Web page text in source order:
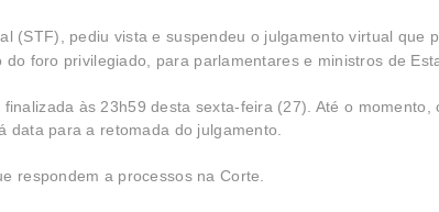
(STF), pediu vista e suspendeu o julgamento virtual que
foro privilegiado, para parlamentares e ministros de
às 23h59 desta sexta-feira (27). Até o momento,
para a retomada do julgamento.
respondem a processos na Corte.